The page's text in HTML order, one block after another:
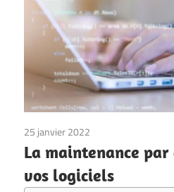
25 janvier 2022
La maintenance
vos logiciels